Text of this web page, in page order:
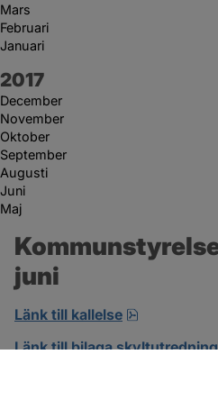
Mars
Februari
Januari
År:
2017
December
November
Oktober
September
Augusti
Juni
Maj
juni
Länk till kallelse
Länk till bilaga skyltutredning